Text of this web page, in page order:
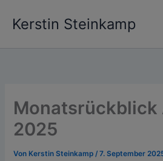
InhaltKerstin Steinkamp
Monatsrückblick
2025
Von Kerstin Steinkamp/7. September